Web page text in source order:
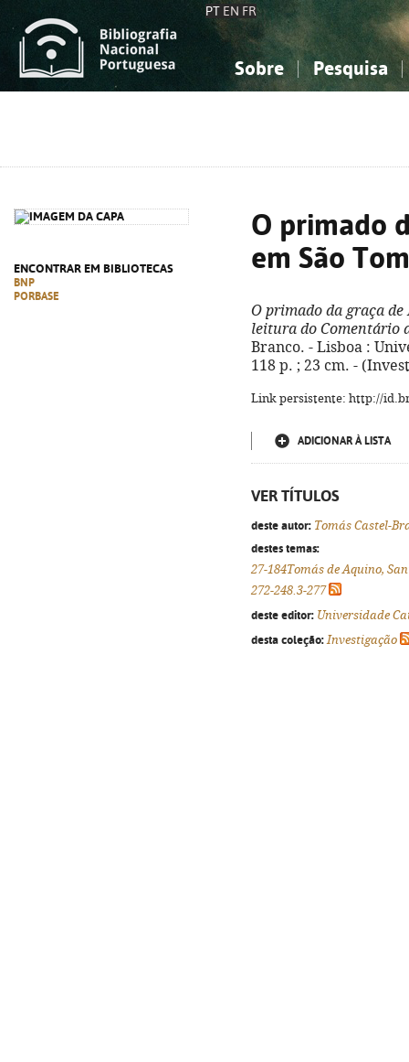
PT EN FR
Sobre Pesquisa
ENCONTRAR EM BIBLIOTECAS
BNP
PORBASE
O primado
em São
O primado da graça de
leitura do Comentário
Branco. - Lisboa :
118 p. ; 23 cm. -
Link persistente: http://
ADICIONAR À LISTA
VER TÍTULOS
deste autor: Tomás Castel-
destes temas:
27-184Tomás de Aquino,
272-248.3-277
deste editor: Universidade
desta coleção: Investigação